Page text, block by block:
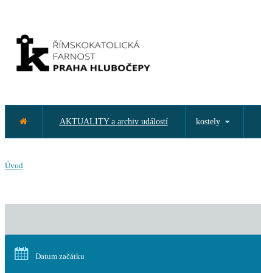
AKTUALITY a archiv událostí kostely
Úvod
Datum začátku